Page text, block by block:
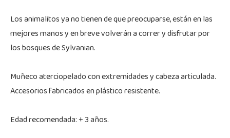
Los animalitos ya no tienen de que preocuparse, están en las
mejores manos y en breve volverán a correr y disfrutar por
los bosques de Sylvanian.
Muñeco aterciopelado con extremidades y cabeza articulada.
Accesorios fabricados en plástico resistente.
Edad recomendada: + 3 años.